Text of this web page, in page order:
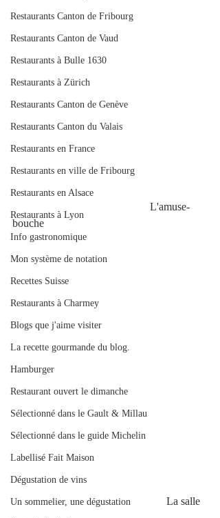
Restaurants Canton de Fribourg
Restaurants Canton de Vaud
Restaurants à Bulle 1630
Restaurants à Zürich
Restaurants Canton de Genève
Restaurants Canton du Valais
Restaurants en France
Restaurants en ville de Fribourg
Restaurants en Alsace
Restaurants à Lyon
Info gastronomique
Mon système de notation
Recettes Suisse
Restaurants à Charmey
Blogs que j'aime visiter
La recette gourmande du blog.
Hamburger
Restaurant ouvert le dimanche
Sélectionné dans le Gault & Millau
Sélectionné dans le guide Michelin
Labellisé Fait Maison
Dégustation de vins
Un sommelier, une dégustation
bouche
                                                        La salle